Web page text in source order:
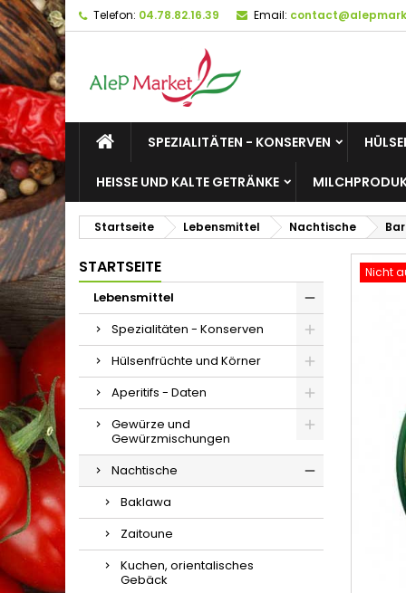
Telefon: 04.78.82.16.39 Email:
SPEZIALITÄTEN - KONSERVEN
HEISSE UND KALTE GETRÄNKE
Startseite Lebensmittel Nachtische
STARTSEITE
Lebensmittel
Spezialitäten - Konserven
Hülsenfrüchte und Körner
Aperitifs - Daten
Gewürze und
Gewürzmischungen
Nachtische
Baklawa
Zaitoune
Kuchen, orientalisches
Gebäck
Nicht